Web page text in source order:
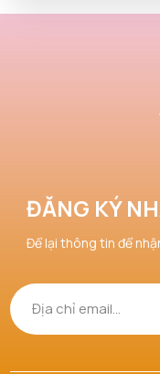
Skin1004
Phan Thị Hồng Thảo
Hồng Skin1004
Lâm Nguyễn Nhật
Nguyễn Phát đã mua
ĐĂNG KÝ
Để lại thông tin để